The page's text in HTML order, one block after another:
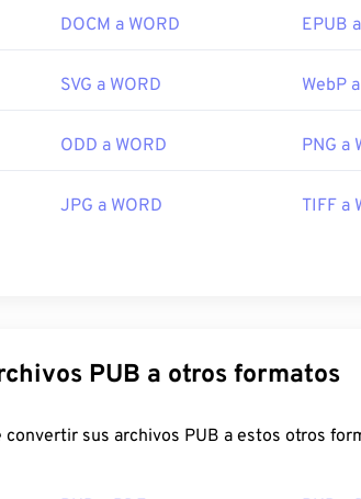
DOCM a WORD EPUB
SVG a WORD WebP
ODD a WORD PNG a
JPG a WORD TIFF a
Convierte tus archivos PUB a otros formatos
FreeConvert.com puede convertir sus archivos PUB a